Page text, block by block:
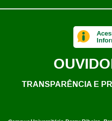
TRANSPARÊNCIA E